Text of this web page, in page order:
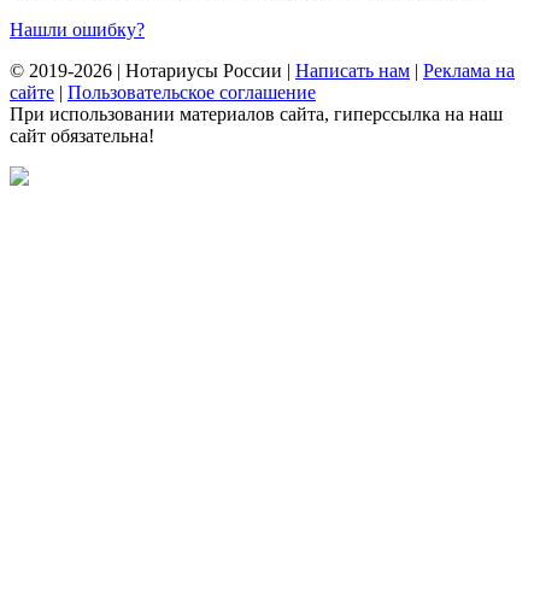
Нашли ошибку?
© 2019-2026 | Нотариусы России | Написать нам | Реклама на
сайте | Пользовательское соглашение
При использовании материалов сайта, гиперссылка на наш
сайт обязательна!